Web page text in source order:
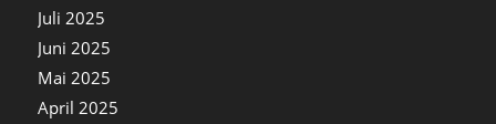
Juli 2025
Juni 2025
Mai 2025
April 2025